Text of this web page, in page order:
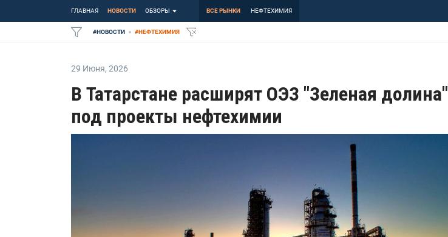
ГЛАВНАЯ НОВОСТИ ОБЗОРЫ ВСЕ РЫНКИ НЕФТЕХИМИЯ
#НОВОСТИ #НЕФТЕХИМИЯ
29 Июня, 2026
В Татарстане расширят ОЭЗ "Зеленая долина"
под проекты нефтехимии